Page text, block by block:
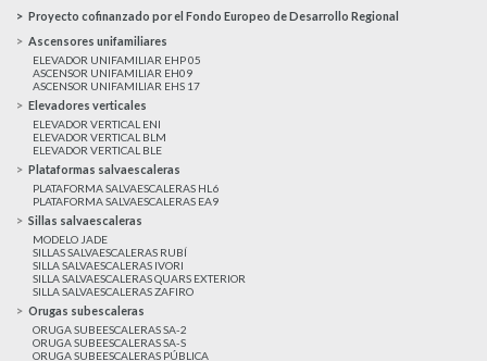
Proyecto cofinanzado por el Fondo Europeo de Desarrollo Regional
Ascensores unifamiliares
ELEVADOR UNIFAMILIAR EHP 05
ASCENSOR UNIFAMILIAR EH09
ASCENSOR UNIFAMILIAR EHS 17
Elevadores verticales
ELEVADOR VERTICAL ENI
ELEVADOR VERTICAL BLM
ELEVADOR VERTICAL BLE
Plataformas salvaescaleras
PLATAFORMA SALVAESCALERAS HL6
PLATAFORMA SALVAESCALERAS EA9
Sillas salvaescaleras
MODELO JADE
SILLAS SALVAESCALERAS RUBÍ
SILLA SALVAESCALERAS IVORI
SILLA SALVAESCALERAS QUARS EXTERIOR
SILLA SALVAESCALERAS ZAFIRO
Orugas subescaleras
ORUGA SUBEESCALERAS SA-2
ORUGA SUBEESCALERAS SA-S
ORUGA SUBEESCALERAS PÚBLICA